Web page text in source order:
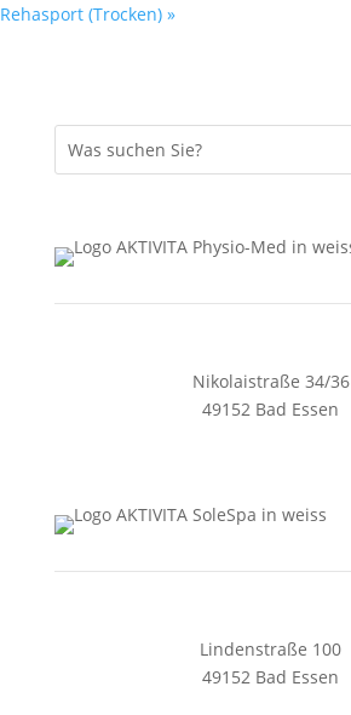
Rehasport (Trocken) »
Nikolaistraße 34/36
49152 Bad Essen
Lindenstraße 100
49152 Bad Essen